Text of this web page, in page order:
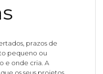
prazos de
pequeno ou
e onde cria. A